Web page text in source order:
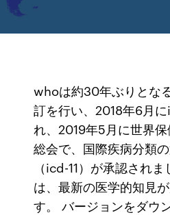
whoは約30年ぶりとな
訂を行い、2018年6月に
れ、2019年5月に世界
総会で、国際疾病分類
（icd-11）が承認され
は、最新の医学的知見
す。 バージョンをダウ